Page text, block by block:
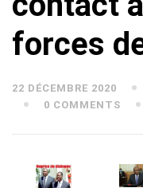
forces
22 DÉCEMBRE 2020
0 COMMENTS